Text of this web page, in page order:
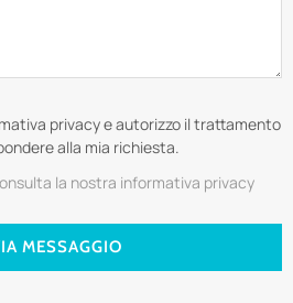
privacy e autorizzo il trattamento
alla mia richiesta.
la nostra informativa privacy
MESSAGGIO